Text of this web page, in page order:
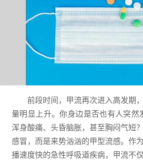
前段时间，甲流再次进入高发期
量明显上升。你身边是否也有人突
浑身酸痛、头昏脑胀，甚至胸闷气短
感冒，而是来势汹汹的甲型流感。作
播速度快的急性呼吸道疾病，甲流不